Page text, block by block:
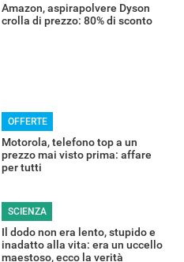
Amazon, aspirapolvere Dyson
crolla di prezzo: 80% di sconto
OFFERTE
Motorola, telefono top a un
prezzo mai visto prima: affare
per tutti
SCIENZA
Il dodo non era lento, stupido e
inadatto alla vita: era un uccello
maestoso, ecco la verità